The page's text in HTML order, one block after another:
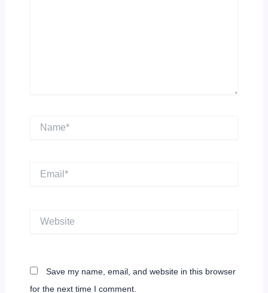
Email*
Save my name, email, and website in this browser
for the next time I comment.